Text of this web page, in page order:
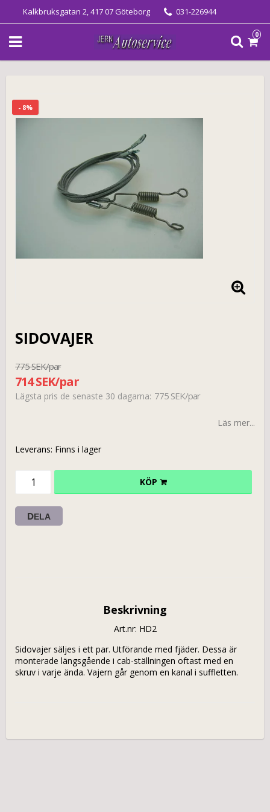
Kalkbruksgatan 2, 417 07 Göteborg 031-226944
0
- 8%
SIDOVAJER
775 SEK/par
714 SEK/par
Lägsta pris de senaste 30 dagarna 775 SEK/par
Läs mer...
Leverans: Finns i lager
KÖP
DELA
Beskrivning
Art.nr: HD2
Sidovajer säljes i ett par. Utförande med fjäder. Dessa är
monterade längsgående i cab-ställningen oftast med en
skruv i varje ända. Vajern går genom en kanal i suffletten.